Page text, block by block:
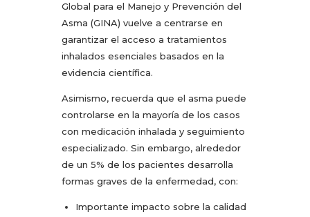
Global para el Manejo y Prevención del
Asma (GINA) vuelve a centrarse en
garantizar el acceso a tratamientos
inhalados esenciales basados en la
evidencia científica.
Asimismo, recuerda que el asma puede
controlarse en la mayoría de los casos
con medicación inhalada y seguimiento
especializado. Sin embargo, alrededor
de un 5% de los pacientes desarrolla
formas graves de la enfermedad, con:
Importante impacto sobre la calidad